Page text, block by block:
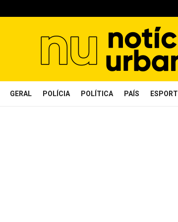
GERAL POLÍCIA POLÍTICA PAÍS